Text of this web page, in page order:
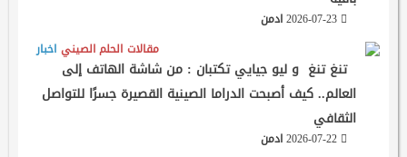
ادمن
اخبار الحلم الصيني مقالات
تنغ تنغ و ليو جيايي تكتبان : من شاشة الهاتف إلى
العالم.. كيف أصبحت الدراما الصينية القصيرة جسرًا للتواصل
الثقافي
ادمن